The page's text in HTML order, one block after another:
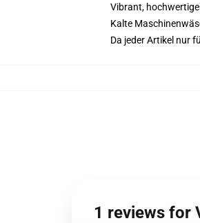
Vibrant,
Kalte
Da jeder Artikel nur
1 reviews for